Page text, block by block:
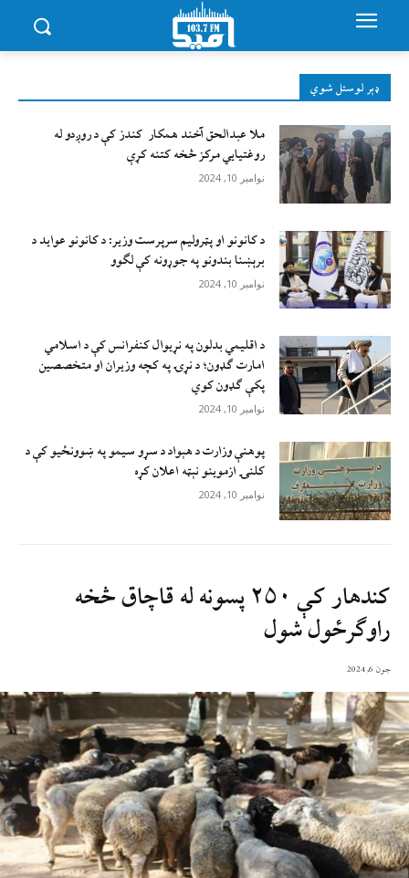
ډېر لوستل شوي
ملا عبدالحق آخند همکار کندز کې د روږدو له
روغتیایي مرکز څخه کتنه کړې
نوامبر 10, 2024
د کانونو او پټرولیم سرپرست وزیر: د کانونو عواید د
برېښنا بندونو په جوړونه کې لګوو
نوامبر 10, 2024
د اقليمي بدلون په نړيوال کنفرانس کې د اسلامي
امارت ګډون؛ د نړۍ په کچه وزيران او متخصصين
پکې ګډون کوي
نوامبر 10, 2024
پوهنې وزارت د هېواد د سړو سيمو په ښوونځيو کې د
کلنۍ ازموينو نېټه اعلان کړه
نوامبر 10, 2024
کندهار کې ۲۵۰ پسونه له قاچاق څخه
راوګرځول شول
جون 6, 2024